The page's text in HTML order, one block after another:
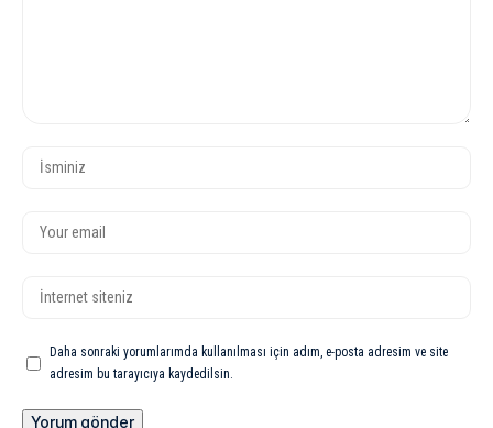
Daha sonraki yorumlarımda kullanılması için adım, e-posta adresim ve site
adresim bu tarayıcıya kaydedilsin.